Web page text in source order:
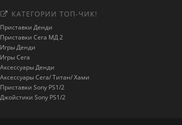
КАТЕГОРИИ ТОП-ЧИК!
Приставки Денди
Приставки Сега МД 2
Игры Денди
Игры Сега
Аксессуары Денди
Аксессуары Сега/ Титан/ Хами
Приставки Sony PS1/2
Джойстики Sony PS1/2